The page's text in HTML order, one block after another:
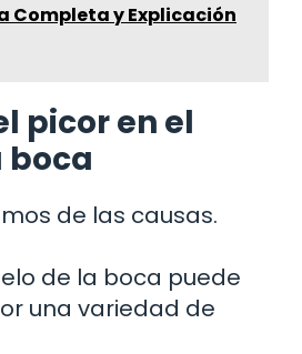
Completa y Explicación
picor en el
boca
de las causas.
de la boca puede
una variedad de